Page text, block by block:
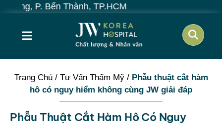
Thành, TP.HCM
≡
Trang Chủ/ Tư Vấn Thẩm Mỹ/ Phẫu thuật cắt hàm
hô có nguy hiểm không cùng JW giải đáp
Phẫu Thuật Cắt Hàm Hô Có Nguy